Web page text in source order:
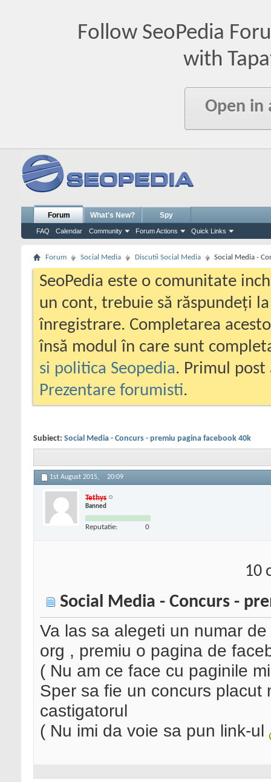
Follow SeoPedia
with
Open in
Forum
FAQ Calendar Community Forum Actions Quick Links
What's New? Spy
Forum Social Media Discutii Social Media Social Media -
SeoPedia este o comunitate
un cont, trebuie să răspundeți
înregistrare. Completarea
însă modul în care sunt
si politica Seopedia. Primul
Prezentare forumisti.
Subiect: Social Media - Concurs - premiu pagina facebook 40k
1st August 2015, 20:09
Tethys
Banned
Reputatie: 0
10
Social Media - Concurs -
Va las sa alegeti un numar
org , premiu o pagina de
( Nu am ce face cu paginile
Sper sa fie un concurs
castigatorul
( Nu imi da voie sa pun link-ul